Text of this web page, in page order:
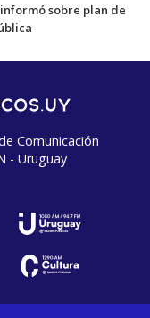
sobre plan de
Comunicación
- Uruguay